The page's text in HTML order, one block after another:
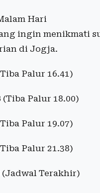
Hari
ingin menikmati
di Jogja.
Palur 16.41)
(Tiba Palur 18.00)
Palur 19.07)
Palur 21.38)
(Jadwal Terakhir)